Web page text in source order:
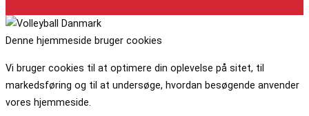
Denne hjemmeside bruger cookies
Vi bruger cookies til at optimere din oplevelse på sitet, til
markedsføring og til at undersøge, hvordan besøgende anvender
vores hjemmeside.